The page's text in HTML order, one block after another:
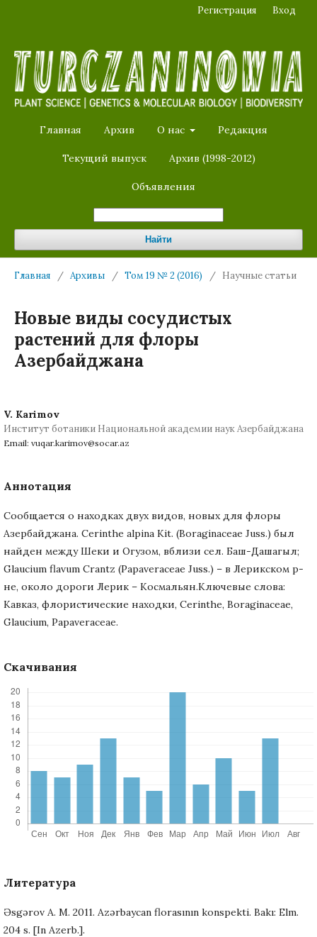
Главная Архив О нас Редакция
Текущий выпуск Архив (1998-2012)
Объявления
Найти
Регистрация Вход
Главная / Архивы / Том 19 № 2 (2016) / Научные статьи
Новые виды сосудистых
растений для флоры
Азербайджана
V. Karimov
Институт ботаники Национальной академии наук Азербайджана
Email: vuqar.karimov@socar.az
Аннотация
Сообщается о находках двух видов, новых для флоры
Азербайджана. Cerinthe alpina Kit. (Boraginaceae Juss.) был
найден между Шеки и Огузом, вблизи сел. Баш-Дашагыл;
Glaucium flavum Crantz (Papaveraceae Juss.) – в Лерикском р-
не, около дороги Лерик – Космальян.Ключевые слова:
Кавказ, флористические находки, Cerinthe, Boraginaceae,
Glaucium, Papaveraceae.
Скачивания
Литература
Əsgərov A. M. 2011. Azərbaycan florasının konspekti. Bakı: Elm.
204 s. [In Azerb.].